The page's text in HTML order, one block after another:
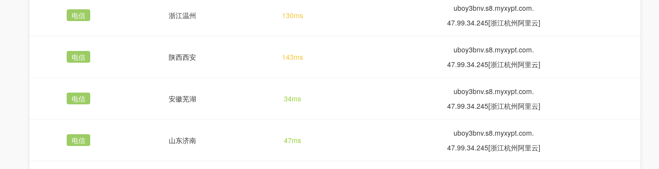
电信 浙江温州 130ms
uboy3bnv.s8.myxypt.com.
47.99.34.245[浙江杭州阿里云]
电信 陕西西安 143ms
uboy3bnv.s8.myxypt.com.
47.99.34.245[浙江杭州阿里云]
电信 安徽芜湖 34ms
uboy3bnv.s8.myxypt.com.
47.99.34.245[浙江杭州阿里云]
电信 山东济南 47ms
uboy3bnv.s8.myxypt.com.
47.99.34.245[浙江杭州阿里云]